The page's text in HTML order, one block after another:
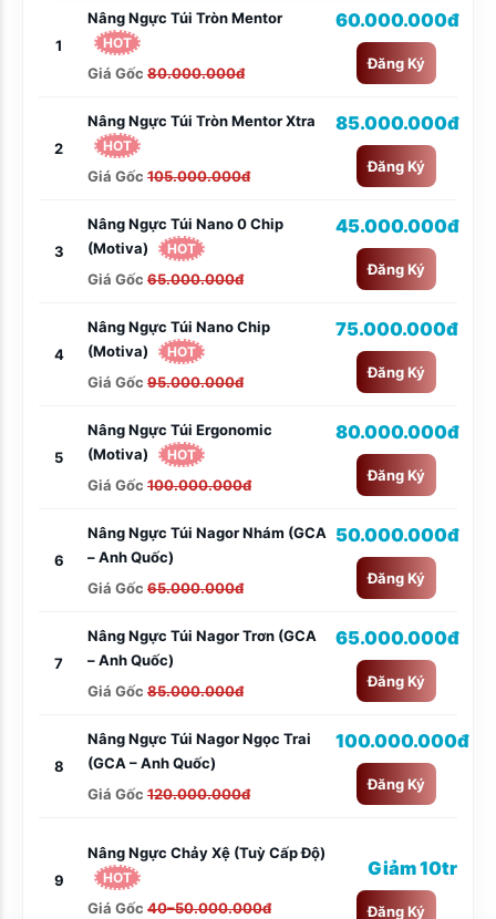
1
Nâng Ngực Túi Tròn Mentor
HOT
Giá Gốc 80.000.000đ
60.000.000đ
Đăng Ký
2
Nâng Ngực Túi Tròn Mentor Xtra
HOT
Giá Gốc 105.000.000đ
85.000.000đ
Đăng Ký
3
Nâng Ngực Túi Nano 0 Chip
(Motiva)
HOT
Giá Gốc 65.000.000đ
45.000.000đ
Đăng Ký
4
Nâng Ngực Túi Nano Chip
(Motiva)
HOT
Giá Gốc 95.000.000đ
75.000.000đ
Đăng Ký
5
Nâng Ngực Túi Ergonomic
(Motiva)
HOT
Giá Gốc 100.000.000đ
80.000.000đ
Đăng Ký
6
Nâng Ngực Túi Nagor Nhám (GCA
– Anh Quốc)
Giá Gốc 65.000.000đ
50.000.000đ
Đăng Ký
7
Nâng Ngực Túi Nagor Trơn (GCA
– Anh Quốc)
Giá Gốc 85.000.000đ
65.000.000đ
Đăng Ký
8
Nâng Ngực Túi Nagor Ngọc Trai
(GCA – Anh Quốc)
Giá Gốc 120.000.000đ
100.000.000đ
Đăng Ký
9
Nâng Ngực Chảy Xệ (tuỳ Cấp Độ)
HOT
Giá Gốc 40–50.000.000đ
Giảm 10tr
Đăng Ký